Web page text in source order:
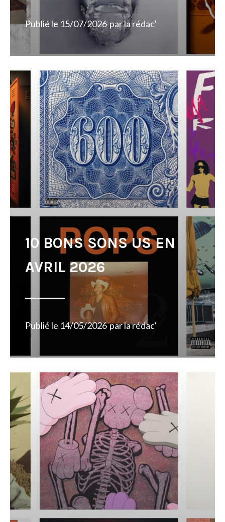
Publié le 15/07/2026 parla rédac'
10 BONS SONS US EN
AVRIL 2026
Publié le 14/05/2026 parla rédac'